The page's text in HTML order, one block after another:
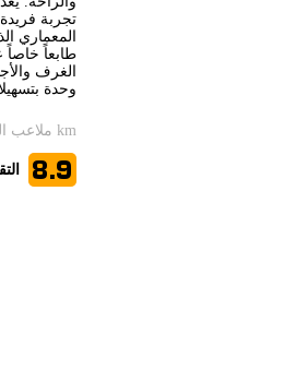
تجربة
المعماري
طابعاً
الغرف
وحدة
ملاعب الغولف < 5 km
8.9